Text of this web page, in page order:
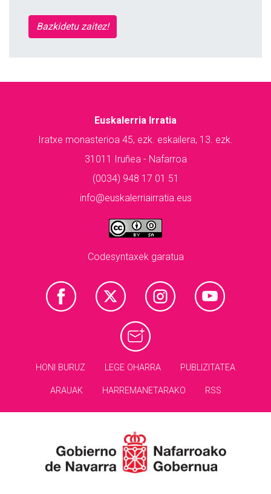
Bazkidetu zaitez!
Euskalerria Irratia
Iratxe monasterioa 45, ezk. eskailera, 13. ezk.
31011 Iruñea - Nafarroa
(0034) 948 17 01 51
info@euskalerriairratia.eus
Codesyntaxek garatua
HONI BURUZ LEGE OHARRA PUBLIZITATEA
ARAUAK HARREMANETARAKO RSS